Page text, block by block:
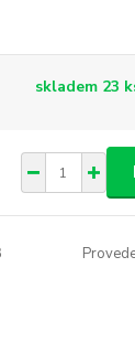
skladem 23